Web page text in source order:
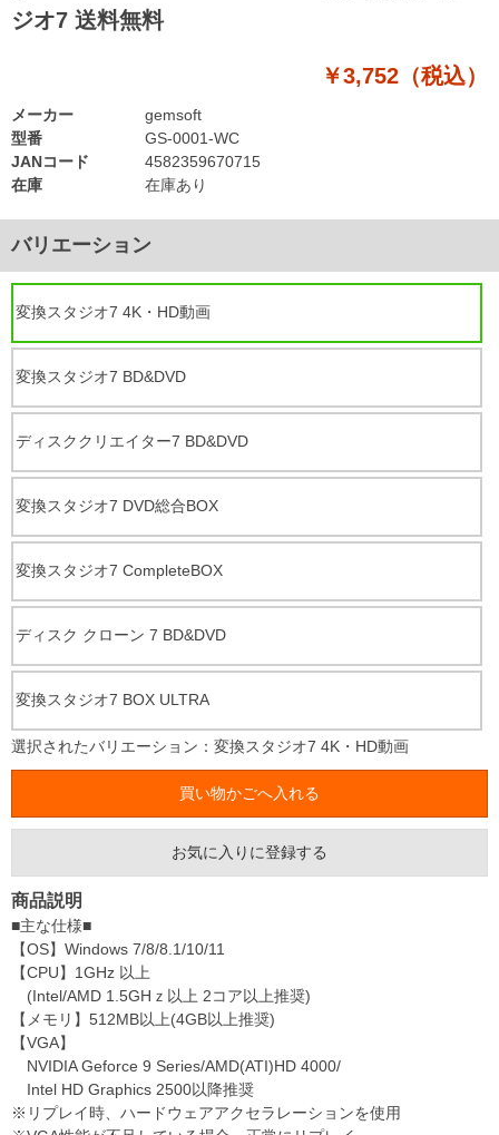
ジオ7 送料無料
￥3,752（税込）
型番
GS-0001-WC
JANコード
4582359670715
在庫
在庫あり
メーカー gemsoft
バリエーション
変換スタジオ7 4K・HD動画
変換スタジオ7 BD&DVD
ディスククリエイター7 BD&DVD
変換スタジオ7 DVD総合BOX
変換スタジオ7 CompleteBOX
ディスク クローン 7 BD&DVD
変換スタジオ7 BOX ULTRA
選択されたバリエーション：変換スタジオ7 4K・HD動画
お気に入りに登録する
商品説明
■主な仕様■
【OS】Windows 7/8/8.1/10/11
【CPU】1GHz 以上
(Intel/AMD 1.5GHｚ以上 2コア以上推奨)
【メモリ】512MB以上(4GB以上推奨)
【VGA】
NVIDIA Geforce 9 Series/AMD(ATI)HD 4000/
Intel HD Graphics 2500以降推奨
※リプレイ時、ハードウェアアクセラレーションを使用